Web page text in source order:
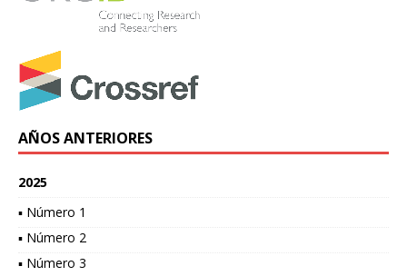
AÑOS ANTERIORES
2025
▪ Número 1
▪ Número 2
▪ Número 3